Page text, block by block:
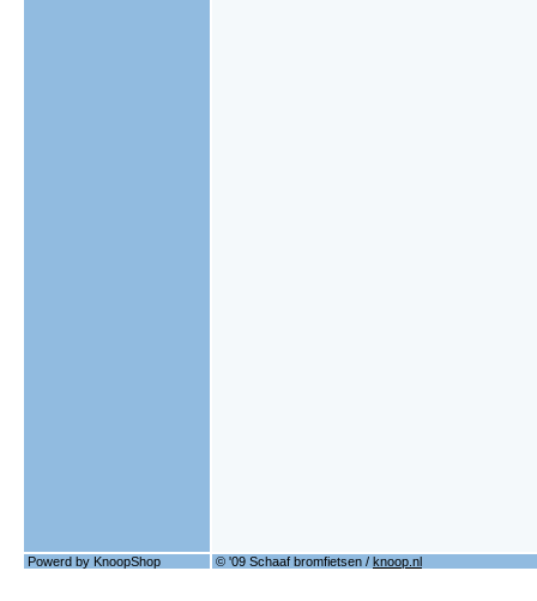
Powerd by KnoopShop © '09 Schaaf bromfietsen / knoop.nl